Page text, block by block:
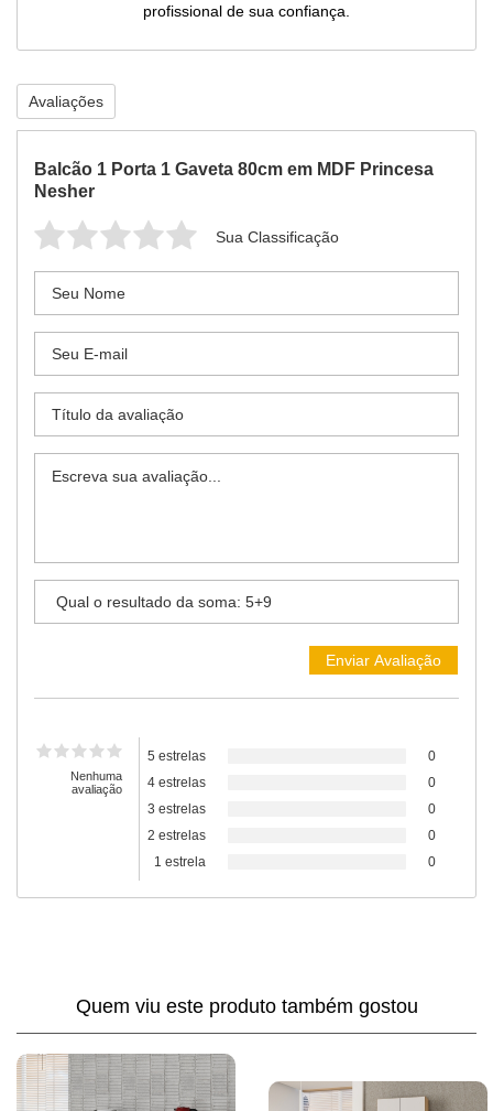
profissional de sua confiança.
Avaliações
Balcão 1 Porta 1 Gaveta 80cm em MDF Princesa
Nesher
Sua Classificação
Nenhuma
avaliação
5 estrelas
0
4 estrelas
0
3 estrelas
0
2 estrelas
0
1 estrela
0
Quem viu este produto também gostou